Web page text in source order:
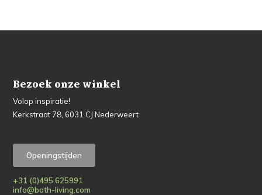
Bezoek onze winkel
Volop inspiratie!
Kerkstraat 78, 6031 CJ Nederweert
Openingstijden
+31 (0)495 625991
info@bath-living.com